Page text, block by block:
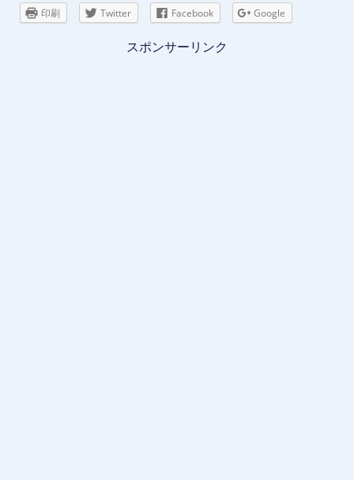
印刷 Twitter Facebook Google
スポンサーリンク